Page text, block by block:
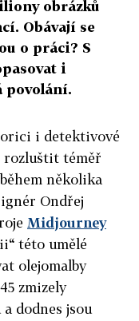
obrázků
Obávají se
o práci? S
i
povolání.
i detektivové
rozluštit téměř
několika
Ondřej
Midjourney
této umělé
olejomalby
zmizely
dodnes jsou